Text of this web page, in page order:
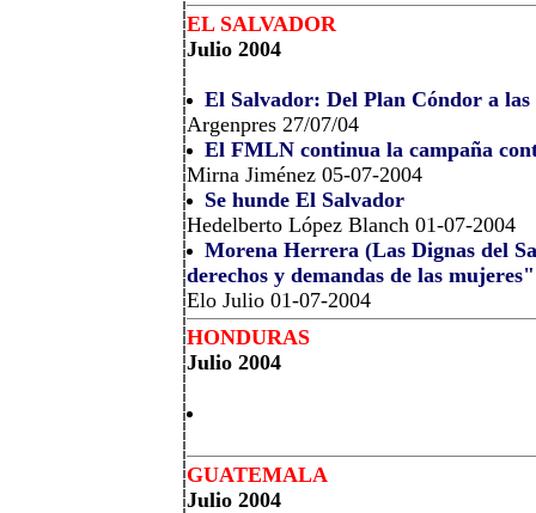
EL SALVADOR
Julio 2004
El Salvador: Del Plan Cóndor a
Argenpres 27/07/04
El FMLN continua la campaña
Mirna Jiménez 05-07-2004
Se hunde El Salvador
Hedelberto López Blanch 01-07-2004
Morena Herrera (Las Dignas del
derechos y demandas de las mujeres"
Elo Julio 01-07-2004
HONDURAS
Julio 2004
GUATEMALA
Julio 2004